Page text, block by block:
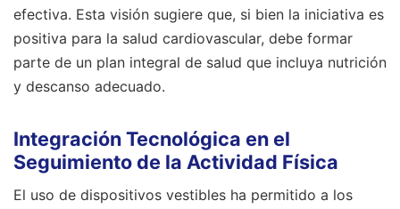
efectiva. Esta visión sugiere que, si bien la iniciativa es
positiva para la salud cardiovascular, debe formar
parte de un plan integral de salud que incluya nutrición
y descanso adecuado.
Integración Tecnológica en el
Seguimiento de la Actividad Física
El uso de dispositivos vestibles ha permitido a los